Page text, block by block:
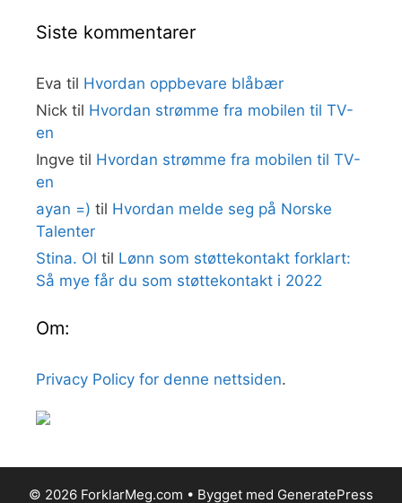
Siste kommentarer
Eva til Hvordan oppbevare blåbær
Nick til Hvordan strømme fra mobilen til TV-
en
Ingve til Hvordan strømme fra mobilen til TV-
en
ayan =) til Hvordan melde seg på Norske
Talenter
Stina. Ol til Lønn som støttekontakt forklart:
Så mye får du som støttekontakt i 2022
Om:
Privacy Policy for denne nettsiden.
© 2026 ForklarMeg.com • Bygget med GeneratePress